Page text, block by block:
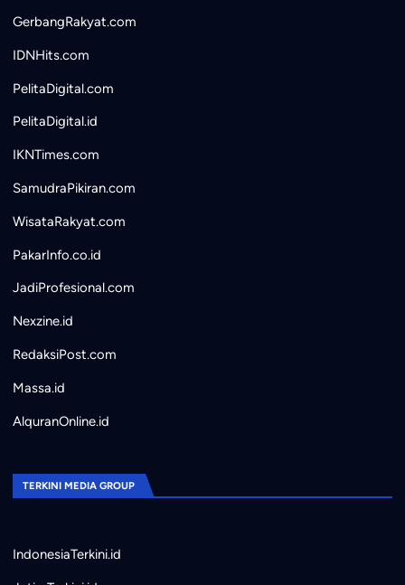
GerbangRakyat.com
IDNHits.com
PelitaDigital.com
PelitaDigital.id
IKNTimes.com
SamudraPikiran.com
WisataRakyat.com
PakarInfo.co.id
JadiProfesional.com
Nexzine.id
RedaksiPost.com
Massa.id
AlquranOnline.id
TERKINI MEDIA GROUP
IndonesiaTerkini.id